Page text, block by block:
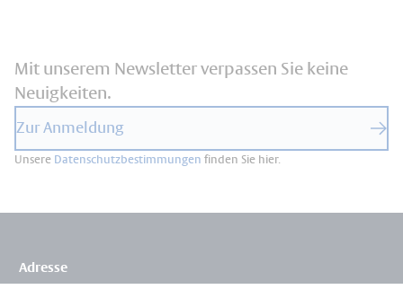
Mit unserem Newsletter verpassen Sie keine
Neuigkeiten.
Zur Anmeldung
Unsere Datenschutzbestimmungen finden Sie hier.
Adresse